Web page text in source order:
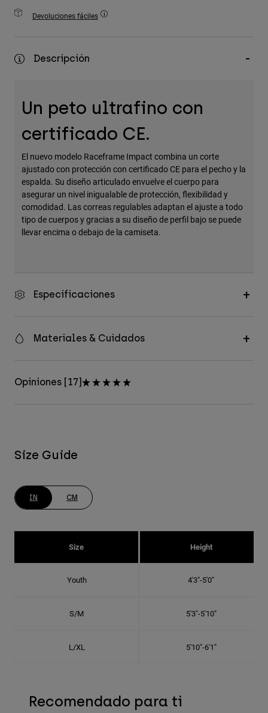
Accesorios
Bolsas y Mochilas
Devoluciones fáciles
Descripción
Un peto ultrafino con
certificado CE.
El nuevo modelo Raceframe Impact combina un corte
ajustado con protección con certificado CE para el pecho y la
espalda. Su diseño articulado envuelve el cuerpo para
asegurar un nivel inigualable de protección, flexibilidad y
comodidad. Las correas regulables adaptan el ajuste a todo
tipo de cuerpos y gracias a su diseño de perfil bajo se puede
llevar encima o debajo de la camiseta.
Especificaciones
Materiales & Cuidados
Opiniones [17]
Size Guide
IN CM
Size Height
Youth 4'3"-5'0"
S/M 5'3"-5'10"
L/XL 5'10"-6'1"
Recomendado para ti